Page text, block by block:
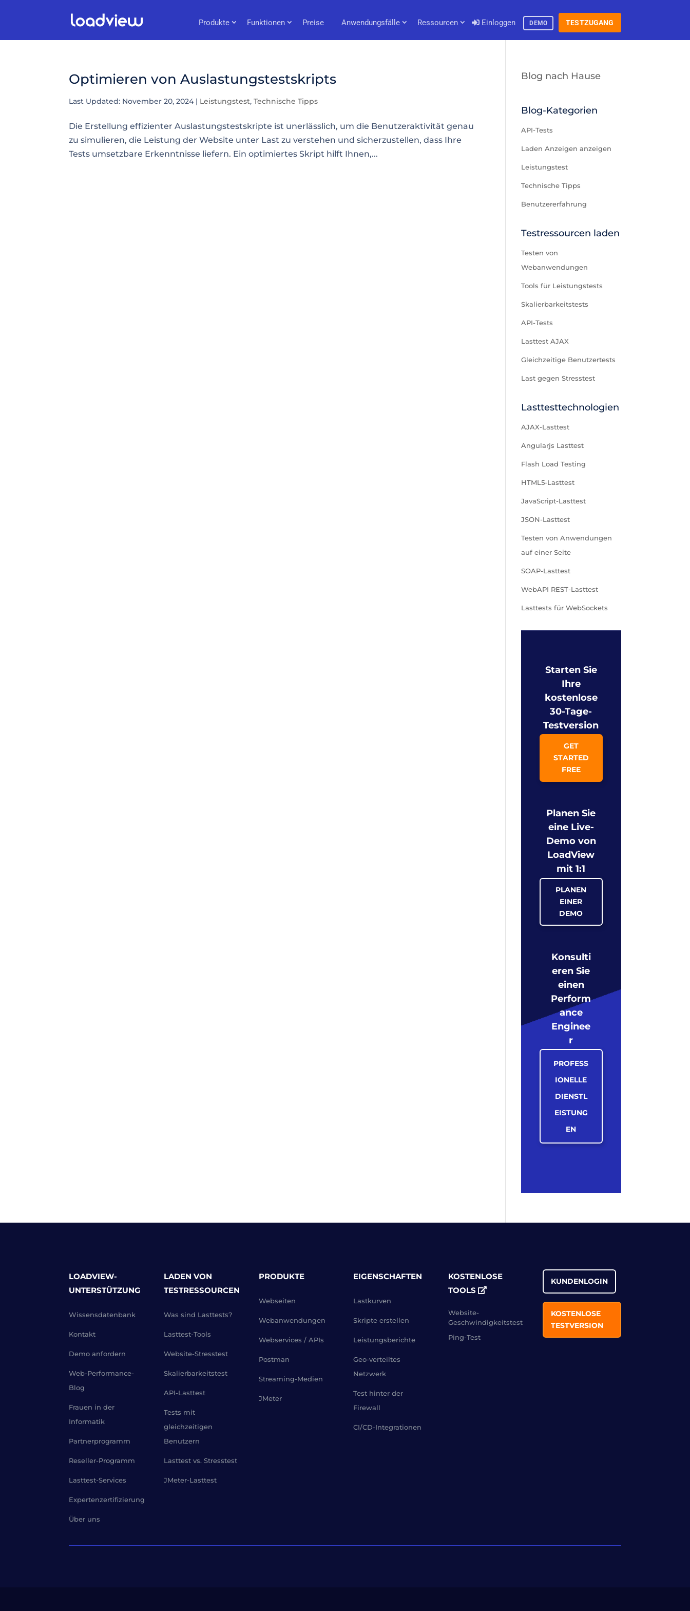
Produkte Funktionen Preise Anwendungsfälle Ressourcen Einloggen DEMO TESTZUGANG
Optimieren von Auslastungstestskripts
Last Updated: November 20, 2024 | Leistungstest,Technische Tipps
Die Erstellung effizienter Auslastungstestskripte ist unerlässlich, um die Benutzeraktivität genau
zu simulieren, die Leistung der Website unter Last zu verstehen und sicherzustellen, dass Ihre
Tests umsetzbare Erkenntnisse liefern. Ein optimiertes Skript hilft Ihnen,...
Blog nach Hause
Blog-Kategorien
API-Tests
Laden Anzeigen anzeigen
Leistungstest
Technische Tipps
Benutzererfahrung
Testressourcen laden
Testen von
Webanwendungen
Tools für Leistungstests
Skalierbarkeitstests
API-Tests
Lasttest AJAX
Gleichzeitige Benutzertests
Last gegen Stresstest
Lasttesttechnologien
AJAX-Lasttest
Angularjs Lasttest
Flash Load Testing
HTML5-Lasttest
JavaScript-Lasttest
JSON-Lasttest
Testen von Anwendungen
auf einer Seite
SOAP-Lasttest
WebAPI REST-Lasttest
Lasttests für WebSockets
Starten Sie
Ihre
kostenlose
30-Tage-
Testversion
GET
STARTED
FREE
Planen Sie
eine Live-
Demo von
LoadView
mit 1:1
PLANEN
EINER
DEMO
Konsulti
eren Sie
einen
Perform
ance
Enginee
r
PROFESS
IONELLE
DIENSTL
EISTUNG
EN
LOADVIEW-
UNTERSTÜTZUNG
Wissensdatenbank
Kontakt
Demo anfordern
Web-Performance-
Blog
Frauen in der
Informatik
Partnerprogramm
Reseller-Programm
Lasttest-Services
Expertenzertifizierung
Über uns
LADEN VON
TESTRESSOURCEN
Was sind Lasttests?
Lasttest-Tools
Website-Stresstest
Skalierbarkeitstest
API-Lasttest
Tests mit
gleichzeitigen
Benutzern
Lasttest vs. Stresstest
JMeter-Lasttest
PRODUKTE
Webseiten
Webanwendungen
Webservices / APIs
Postman
Streaming-Medien
JMeter
EIGENSCHAFTEN
Lastkurven
Skripte erstellen
Leistungsberichte
Geo-verteiltes
Netzwerk
Test hinter der
Firewall
CI/CD-Integrationen
KOSTENLOSE
TOOLS
Website-
Geschwindigkeitstest
Ping-Test
KUNDENLOGIN
KOSTENLOSE
TESTVERSION